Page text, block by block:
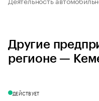
Другие
регионе —
ДЕЙСТВУЕТ